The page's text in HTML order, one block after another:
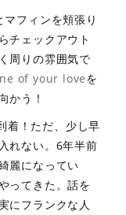
フィンを頬張り
チェックアウト
周りの雰囲気で
of your loveを
かう！
着！ただ、少し早
れない。6年半前
麗になってい
ってきた。話を
にフランクな人